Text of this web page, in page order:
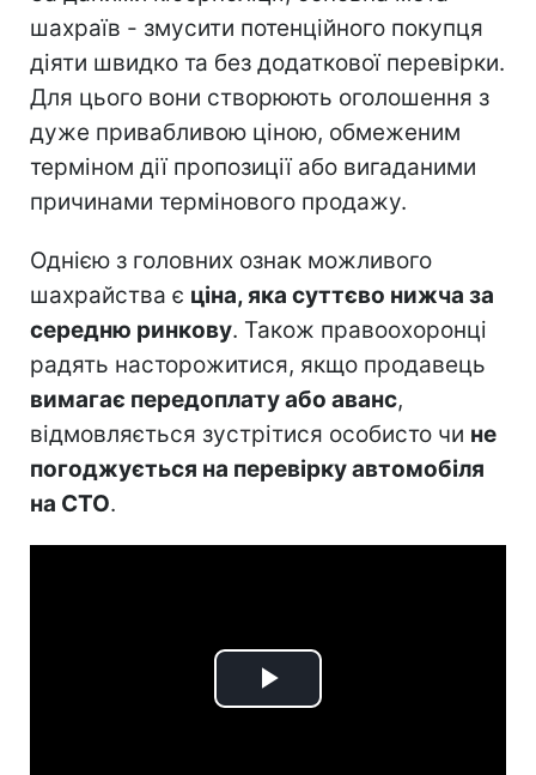
шахраїв - змусити потенційного покупця
діяти швидко та без додаткової перевірки.
Для цього вони створюють оголошення з
дуже привабливою ціною, обмеженим
терміном дії пропозиції або вигаданими
причинами термінового продажу.
Однією з головних ознак можливого
шахрайства є ціна, яка суттєво нижча за
середню ринкову. Також правоохоронці
радять насторожитися, якщо продавець
вимагає передоплату або аванс,
відмовляється зустрітися особисто чи не
погоджується на перевірку автомобіля
на СТО.
Play